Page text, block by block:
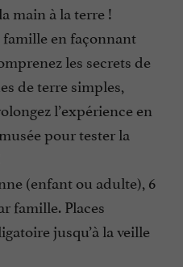
main à la terre !
en façonnant
les secrets de
de terre simples,
l’expérience en
pour tester la
(enfant ou adulte), 6
famille. Places
jusqu’à la veille